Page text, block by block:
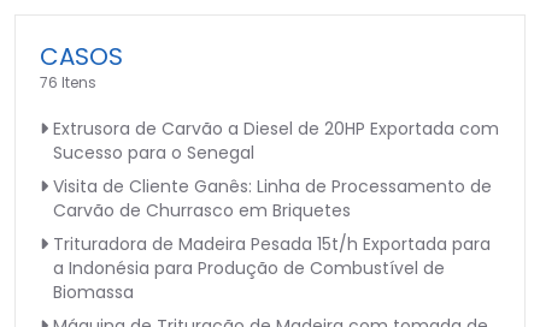
CASOS
76 Itens
Extrusora de Carvão a Diesel de 20HP Exportada com
Sucesso para o Senegal
Visita de Cliente Ganês: Linha de Processamento de
Carvão de Churrasco em Briquetes
Trituradora de Madeira Pesada 15t/h Exportada para
a Indonésia para Produção de Combustível de
Biomassa